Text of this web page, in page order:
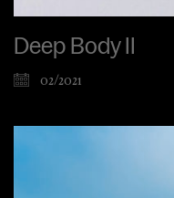
Deep Body II
02/2021